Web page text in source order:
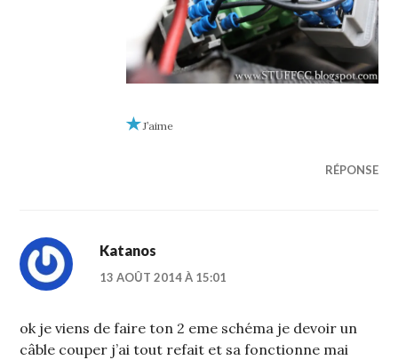
J’aime
RÉPONSE
Katanos
13 AOÛT 2014 À 15:01
ok je viens de faire ton 2 eme schéma je devoir un
câble couper j’ai tout refait et sa fonctionne mai